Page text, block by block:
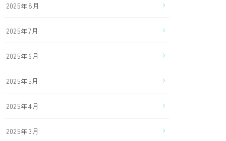
2025年8月
2025年7月
2025年6月
2025年5月
2025年4月
2025年3月